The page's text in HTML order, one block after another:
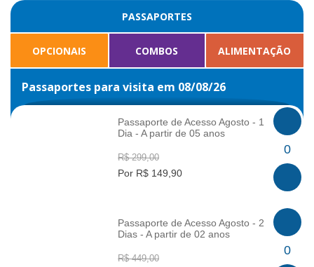
PASSAPORTES
OPCIONAIS COMBOS ALIMENTAÇÃO
Passaportes para visita em 08/08/26
Passaporte de Acesso Agosto - 1
Dia - A partir de 05 anos
R$ 299,00
Por R$ 149,90
0
Passaporte de Acesso Agosto - 2
Dias - A partir de 02 anos
R$ 449,00
0